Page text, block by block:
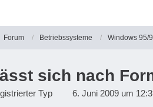
Forum Betriebssysteme Windows 95/
sich nach
Typ 6. Juni 2009 um